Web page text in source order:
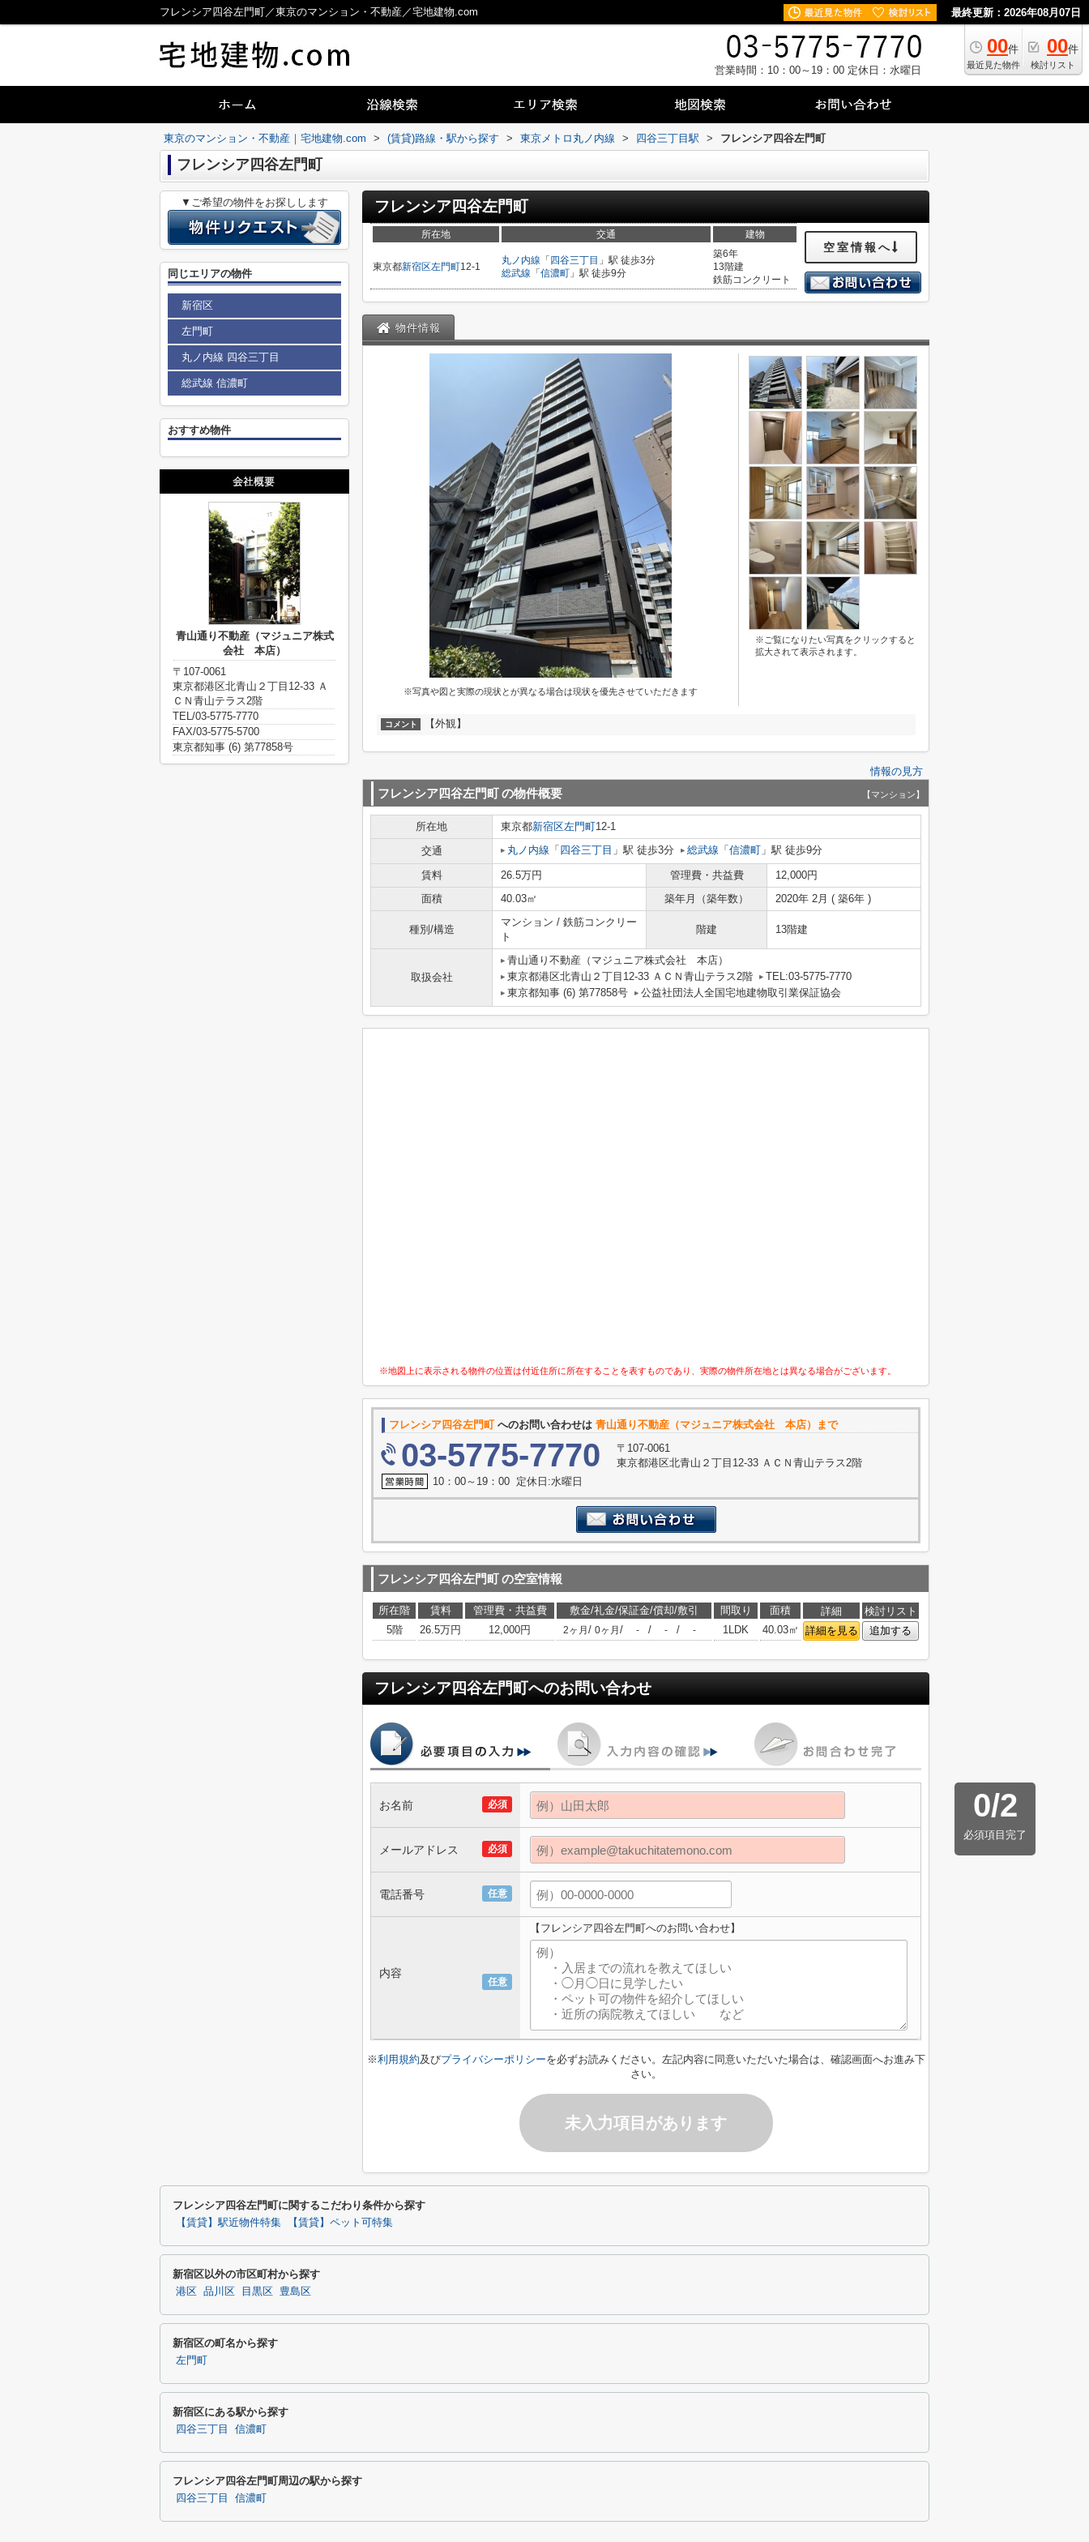
フレンシア四谷左門町／東京のマンション・不動産／宅地建物.com 最終更新：2026年08月07日
00件
最近見た物件
00件
検討リスト
営業時間：10：00～19：00 定休日：水曜日
東京のマンション・不動産｜宅地建物.com > (賃貸)路線・駅から探す > 東京メトロ丸ノ内線 > 四谷三丁目駅 > フレンシア四谷左門町
フレンシア四谷左門町
フレンシア四谷左門町
所在地 交通 建物
東京都新宿区左門町12-1
丸ノ内線 「 四谷三丁目 」駅 徒歩3分
総武線 「 信濃町 」駅 徒歩9分
築6年
13階建
鉄筋コンクリート
空室情報へ
物件情報
※写真や図と実際の現状とが異なる場合は現状を優先させていただきます
※ご覧になりたい写真をクリックすると
拡大されて表示されます。
コメント 【外観】
情報の見方
フレンシア四谷左門町の物件概要 【マンション】
所在地 東京都新宿区左門町12-1
交通
丸ノ内線 「 四谷三丁目 」駅 徒歩3分 総武線 「 信濃町 」駅 徒歩9分
賃料 26.5万円 管理費・共益費
12,000円
面積
40.03㎡ 築年月（築年数） 2020年 2月 ( 築6年 )
種別/構造
マンション / 鉄筋コンクリー
ト
階建 13階建
取扱会社
青山通り不動産（マジュニア株式会社 本店）
東京都港区北青山２丁目12-33 ＡＣＮ青山テラス2階
TEL:03-5775-7770
東京都知事 (6) 第77858号
公益社団法人全国宅地建物取引業保証協会
※地図上に表示される物件の位置は付近住所に所在することを表すものであり、実際の物件所在地とは異なる場合がございます。
フレンシア四谷左門町へのお問い合わせは 青山通り不動産（マジュニア株式会社 本店）まで
03-5775-7770
〒107-0061
東京都港区北青山２丁目12-33 ＡＣＮ青山テラス2階
10：00～19：00 定休日:水曜日
フレンシア四谷左門町の空室情報
所在階 賃料 管理費・共益費 敷金/礼金/保証金/償却/敷引 間取り 面積 詳細
検討リスト
5階
26.5万円 12,000円 2ヶ月 / 0ヶ月 / - / - / - 1LDK 40.03㎡ 詳細を見る 追加する
フレンシア四谷左門町へのお問い合わせ
0/2
必須項目完了
必須
お名前
必須
メールアドレス
任意
電話番号
任意
内容
【フレンシア四谷左門町へのお問い合わせ】
※利用規約及びプライバシーポリシーを必ずお読みください。左記内容に同意いただいた場合は、確認画面へお進み下
さい。
未入力項目があります
▼ご希望の物件をお探しします
同じエリアの物件
新宿区
左門町
丸ノ内線 四谷三丁目
総武線 信濃町
おすすめ物件
青山通り不動産（マジュニア株式
会社 本店）
〒107-0061
東京都港区北青山２丁目12-33 Ａ
ＣＮ青山テラス2階
TEL/03-5775-7770
FAX/03-5775-5700
東京都知事 (6) 第77858号
フレンシア四谷左門町に関するこだわり条件から探す
【賃貸】駅近物件特集 【賃貸】ペット可特集
新宿区以外の市区町村から探す
港区 品川区 目黒区 豊島区
新宿区の町名から探す
左門町
新宿区にある駅から探す
四谷三丁目 信濃町
フレンシア四谷左門町周辺の駅から探す
四谷三丁目 信濃町